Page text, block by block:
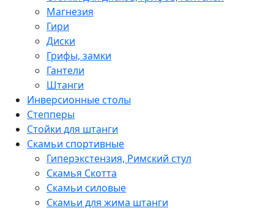
Магнезия
Гири
Диски
Грифы, замки
Гантели
Штанги
Инверсионные столы
Степперы
Стойки для штанги
Скамьи спортивные
Гиперэкстензия, Римский стул
Скамья Скотта
Скамьи силовые
Скамьи для жима штанги